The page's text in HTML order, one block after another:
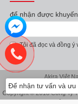
để nhận được
Tôi đã đọc và đồng ý
Akira Việt
Copyright © 2018 Công Ty
Để nhận tư vấn và ưu